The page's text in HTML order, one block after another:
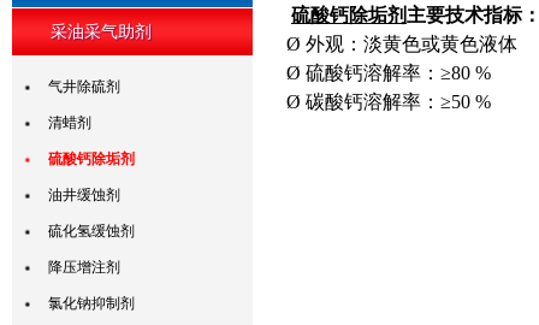
清洁压裂液
气井用多功能复合添加剂
压裂用原油萃取剂
压裂用减阻剂
中低温有机硼交联剂
中高温有机硼交联剂
气井助排剂
油井助排剂
酸化用稠化剂
酸化用高温缓蚀剂
酸化用减阻剂
酸化用铁离子稳定剂
酸化用高温铁离子稳定剂
酸化用助排剂
酸化用起泡剂
酸化用暂堵剂
中等强度凝胶堵剂
中低强度凝胶堵剂
采油采气助剂
气井除硫剂
清蜡剂
硫酸钙除垢剂
油井缓蚀剂
硫化氢缓蚀剂
降压增注剂
氯化钠抑制剂
硫酸钙除垢剂 主要技术指标
Ø 外观：淡黄色或黄色液体
Ø 硫酸钙溶解率：≥80 %
Ø 碳酸钙溶解率：≥50 %